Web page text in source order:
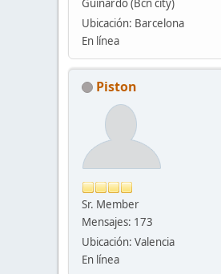
Ubicación: Barcelona
En línea
Piston
Sr. Member
Mensajes: 173
Ubicación: Valencia
En línea